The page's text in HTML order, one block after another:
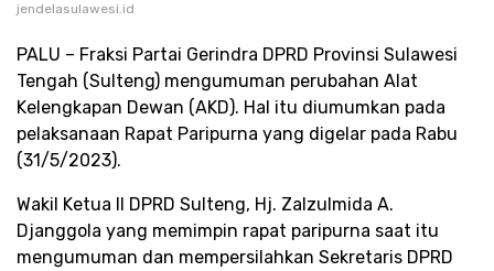
jendelasulawesi.id
PALU – Fraksi Partai Gerindra DPRD Provinsi Sulawesi
Tengah (Sulteng) mengumuman perubahan Alat
Kelengkapan Dewan (AKD). Hal itu diumumkan pada
pelaksanaan Rapat Paripurna yang digelar pada Rabu
(31/5/2023).
Wakil Ketua II DPRD Sulteng, Hj. Zalzulmida A.
Djanggola yang memimpin rapat paripurna saat itu
mengumuman dan mempersilahkan Sekretaris DPRD